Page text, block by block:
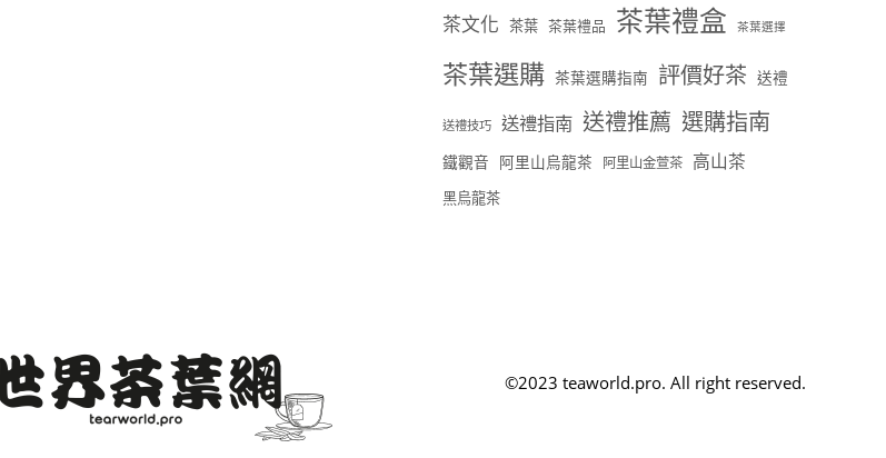
茶文化 茶葉 茶葉禮品 茶葉禮盒 茶葉選擇
茶葉選購 茶葉選購指南 評價好茶 送禮
送禮技巧 送禮指南 送禮推薦 選購指南
鐵觀音 阿里山烏龍茶 阿里山金萱茶 高山茶
黑烏龍茶
©2023 teaworld.pro. All right reserved.